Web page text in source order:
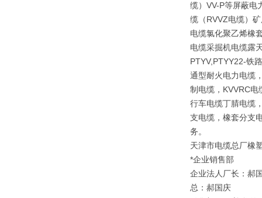
缆）VV-P等屏蔽电
缆（RVVZ电缆）
电缆氯化聚乙烯橡
电缆采掘机电缆露
PTYV,PTYY22-铁
通型耐火电力电缆
制电缆，KVVRC
行车电缆丁腈电缆
支电缆，橡套分支
务。
天津市电缆总厂橡
*企业销售部
企业法人厂长：郝
总：郝国庆